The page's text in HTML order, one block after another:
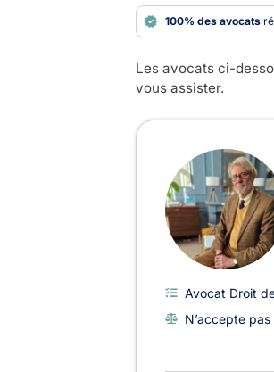
100% des avocats
Les avocats ci-
vous assister.
Avocats
Avocat Droit
N’accepte